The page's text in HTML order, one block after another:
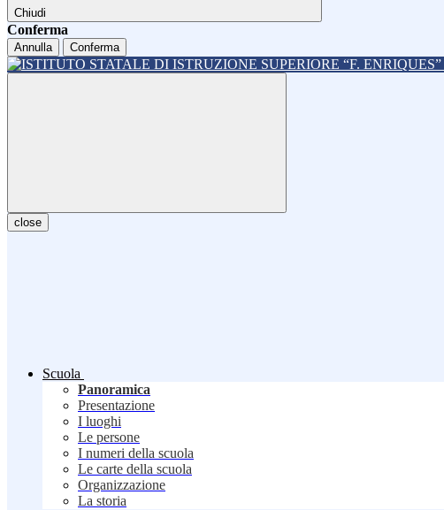
Chiudi
Conferma
Annulla Conferma
close
Scuola
Panoramica
Presentazione
I luoghi
Le persone
I numeri della scuola
Le carte della scuola
Organizzazione
La storia